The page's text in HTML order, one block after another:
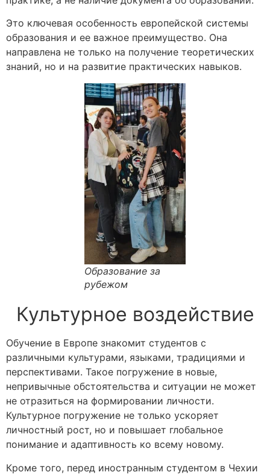
Это ключевая особенность европейской системы
образования и ее важное преимущество. Она
направлена не только на получение теоретических
знаний, но и на развитие практических навыков.
Образование за
рубежом
Культурное воздействие
Обучение в Европе знакомит студентов с
различными культурами, языками, традициями и
перспективами. Такое погружение в новые,
непривычные обстоятельства и ситуации не может
не отразиться на формировании личности.
Культурное погружение не только ускоряет
личностный рост, но и повышает глобальное
понимание и адаптивность ко всему новому.
Кроме того, перед иностранным студентом в Чехии